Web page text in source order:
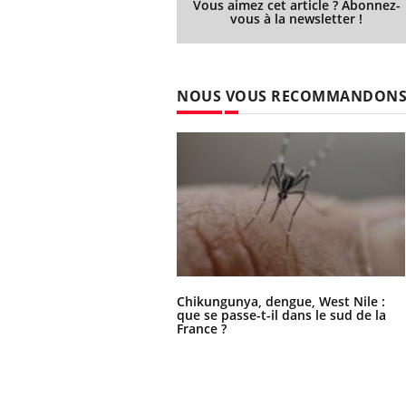
Vous aimez cet article ? Abonnez-
vous à la newsletter !
NOUS VOUS RECOMMANDONS
Chikungunya, dengue, West Nile :
que se passe-t-il dans le sud de la
France ?
Insuline & Charge mentale : et si on
osait en parler??Youtube
En 2026, l'insuline dans le diabète de type 2
reste entourée d'idées reçues chez les
patients comme parfois chez les soignants.